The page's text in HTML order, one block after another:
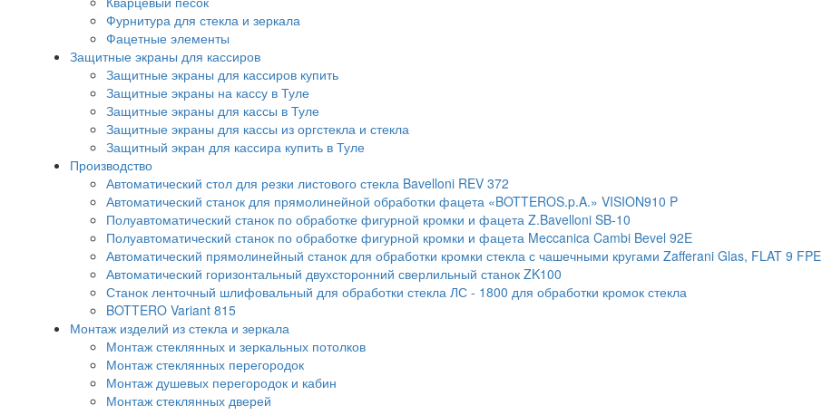
Фурнитура для стекла и зеркала
Фацетные элементы
Защитные экраны для кассиров
Защитные экраны для кассиров купить
Защитные экраны на кассу в Туле
Защитные экраны для кассы в Туле
Защитные экраны для кассы из оргстекла и стекла
Защитный экран для кассира купить в Туле
Производство
Автоматический стол для резки листового стекла Bavelloni REV 372
Автоматический станок для прямолинейной обработки фацета «BOTTEROS.p.A.» VISION910 P
Полуавтоматический станок по обработке фигурной кромки и фацета Z.Bavelloni SB-10
Полуавтоматический станок по обработке фигурной кромки и фацета Meccanica Cambi Bevel 92E
Автоматический прямолинейный станок для обработки кромки стекла с чашечными кругами Zafferani Glas, FLAT 9 FPE
Автоматический горизонтальный двухсторонний сверлильный станок ZK100
Станок ленточный шлифовальный для обработки стекла ЛС - 1800 для обработки кромок стекла
BOTTERO Variant 815
Монтаж изделий из стекла и зеркала
Монтаж стеклянных и зеркальных потолков
Монтаж стеклянных перегородок
Монтаж душевых перегородок и кабин
Монтаж стеклянных дверей